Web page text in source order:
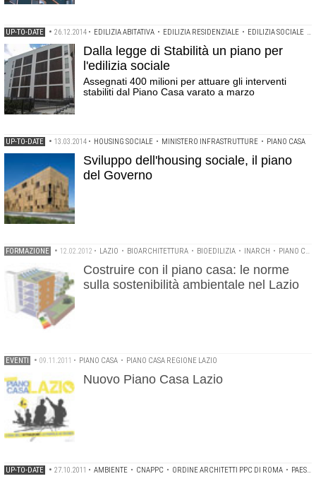
UP-TO-DATE • 26.12.2014 • EDILIZIA ABITATIVA • EDILIZIA RESIDENZIALE • EDILIZIA SOCIALE
Dalla legge di Stabilità un piano per
l'edilizia sociale
Assegnati 400 milioni per attuare gli interventi
stabiliti dal Piano Casa varato a marzo
UP-TO-DATE • 13.03.2014 • HOUSING SOCIALE • MINISTERO INFRASTRUTTURE • PIANO CASA
Sviluppo dell'housing sociale, il piano
del Governo
FORMAZIONE • 12.02.2012 • LAZIO • BIOARCHITETTURA • BIOEDILIZIA • INARCH • PIANO CASA REGIONE LAZIO
Costruire con il piano casa: le norme
sulla sostenibilità ambientale nel Lazio
EVENTI • 09.11.2011 • PIANO CASA • PIANO CASA REGIONE LAZIO
Nuovo Piano Casa Lazio
UP-TO-DATE • 27.10.2011 • AMBIENTE • CNAPPC • ORDINE ARCHITETTI PPC DI ROMA • PAESAGGIO